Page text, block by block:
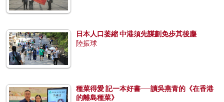
日本人口萎縮 中港須先謀劃免步其後塵
陸振球
種菜得愛 記一本好書──讀吳燕青的《在香港
的離島種菜》